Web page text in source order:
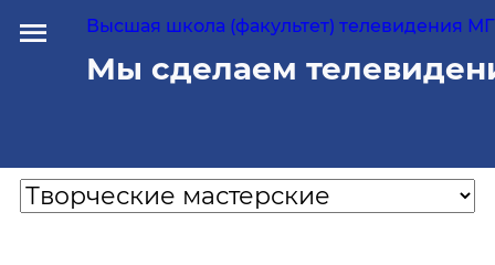
Высшая школа (факультет) телевидения
Мы сделаем